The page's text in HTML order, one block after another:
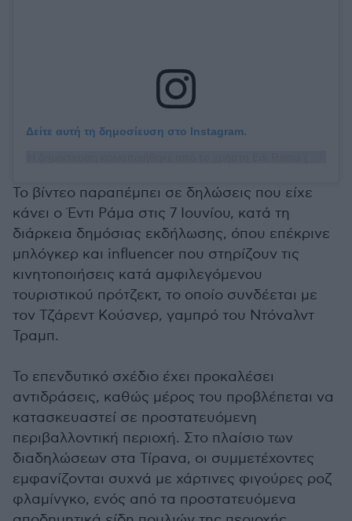
Δείτε αυτή τη δημοσίευση στο Instagram.
Το βίντεο παραπέμπει σε δηλώσεις που είχε
κάνει ο Έντι Ράμα στις 7 Ιουνίου, κατά τη
διάρκεια δημόσιας εκδήλωσης, όπου επέκρινε
μπλόγκερ και influencer που στηρίζουν τις
κινητοποιήσεις κατά αμφιλεγόμενου
τουριστικού πρότζεκτ, το οποίο συνδέεται με
τον Τζάρεντ Κούσνερ, γαμπρό του Ντόναλντ
Τραμπ.
Το επενδυτικό σχέδιο έχει προκαλέσει
αντιδράσεις, καθώς μέρος του προβλέπεται να
κατασκευαστεί σε προστατευόμενη
περιβαλλοντική περιοχή. Στο πλαίσιο των
διαδηλώσεων στα Τίρανα, οι συμμετέχοντες
εμφανίζονται συχνά με χάρτινες φιγούρες ροζ
φλαμίνγκο, ενός από τα προστατευόμενα